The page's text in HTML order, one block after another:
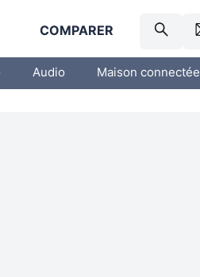
COMPARER
Audio Maison connectée